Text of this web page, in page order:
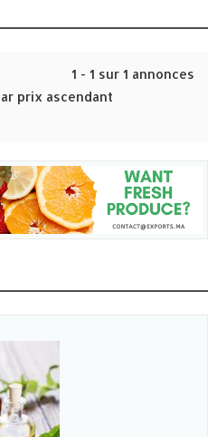
1 - 1 sur 1 annonces
prix ascendant